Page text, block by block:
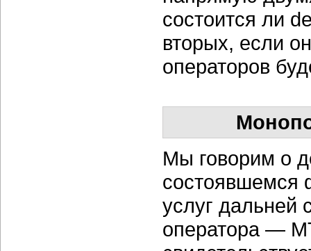
состоится ли
вторых, если
операторов
Мы говорим о
состоявшемся
услуг дальней
оператора —